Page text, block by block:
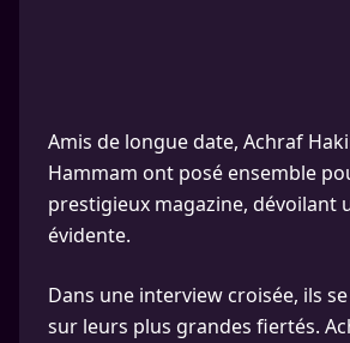
Amis de longue date, Achraf
Hammam ont posé ensemble
prestigieux magazine, dévoilant
évidente.
Dans une interview croisée, ils
sur leurs plus grandes fiertés.